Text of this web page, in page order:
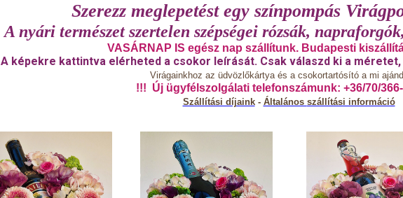
Szerezz meglepetést egy színpompás
A nyári természet szertelen szépségei rózsák,
VASÁRNAP IS egész nap szállítunk. Budapesti
A képekre kattintva elérheted a csokor leírását. Csak válaszd ki a
Virágainkhoz az üdvözlőkártya és a csokortartósító a mi
!!! Új ügyfélszolgálati telefonszámunk: +36/70/
Szállítási díjaink - Általános szállítási információ